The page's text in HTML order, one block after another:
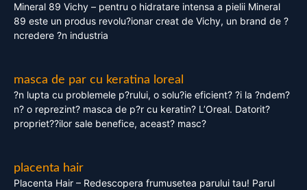
Mineral 89 Vichy – pentru o hidratare intensa a pielii Mineral
89 este un produs revolu?ionar creat de Vichy, un brand de ?
ncredere ?n industria
masca de par cu keratina loreal
?n lupta cu problemele p?rului, o solu?ie eficient? ?i la ?ndem?
n? o reprezint? masca de p?r cu keratin? L’Oreal. Datorit?
propriet??ilor sale benefice, aceast? masc?
placenta hair
Placenta Hair – Redescopera frumusetea parului tau! Parul